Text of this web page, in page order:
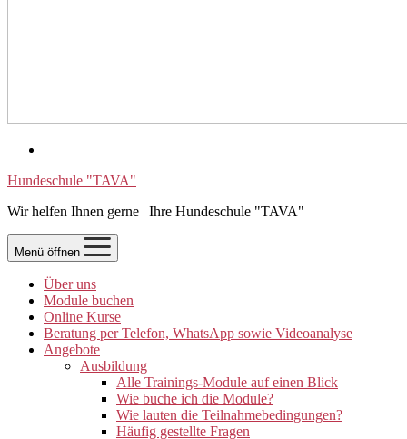
Hundeschule "TAVA"
Wir helfen Ihnen gerne | Ihre Hundeschule "TAVA"
Menü öffnen
Über uns
Module buchen
Online Kurse
Beratung per Telefon, WhatsApp sowie Videoanalyse
Angebote
Ausbildung
Alle Trainings-Module auf einen Blick
Wie buche ich die Module?
Wie lauten die Teilnahmebedingungen?
Häufig gestellte Fragen